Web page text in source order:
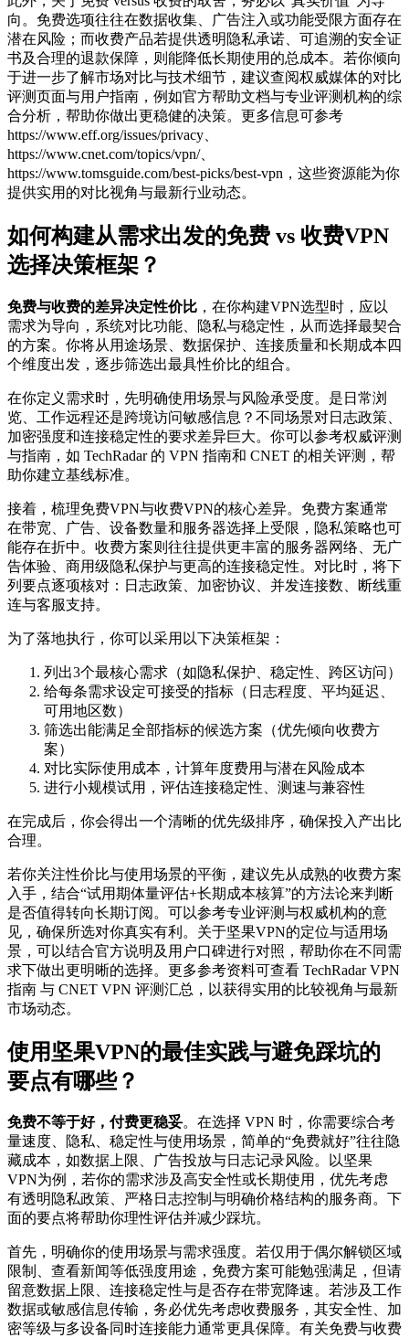
向。免费选项往往在数据收集、广告注入或功能受限方面存在
潜在风险；而收费产品若提供透明隐私承诺、可追溯的安全证
书及合理的退款保障，则能降低长期使用的总成本。若你倾向
于进一步了解市场对比与技术细节，建议查阅权威媒体的对比
评测页面与用户指南，例如官方帮助文档与专业评测机构的综
合分析，帮助你做出更稳健的决策。更多信息可参考
https://www.eff.org/issues/privacy、
https://www.cnet.com/topics/vpn/、
https://www.tomsguide.com/best-picks/best-vpn，这些资源能为你
提供实用的对比视角与最新行业动态。
如何构建从需求出发的免费 vs 收费VPN
选择决策框架？
免费与收费的差异决定性价比 ，在你构建VPN选型时，应以
需求为导向，系统对比功能、隐私与稳定性，从而选择最契合
的方案。你将从用途场景、数据保护、连接质量和长期成本四
个维度出发，逐步筛选出最具性价比的组合。
在你定义需求时，先明确使用场景与风险承受度。是日常浏
览、工作远程还是跨境访问敏感信息？不同场景对日志政策、
加密强度和连接稳定性的要求差异巨大。你可以参考权威评测
与指南，如 TechRadar 的 VPN 指南和 CNET 的相关评测，帮
助你建立基线标准。
接着，梳理免费VPN与收费VPN的核心差异。免费方案通常
在带宽、广告、设备数量和服务器选择上受限，隐私策略也可
能存在折中。收费方案则往往提供更丰富的服务器网络、无广
告体验、商用级隐私保护与更高的连接稳定性。对比时，将下
列要点逐项核对：日志政策、加密协议、并发连接数、断线重
连与客服支持。
为了落地执行，你可以采用以下决策框架：
列出3个最核心需求（如隐私保护、稳定性、跨区访问）
给每条需求设定可接受的指标（日志程度、平均延迟、
可用地区数）
筛选出能满足全部指标的候选方案（优先倾向收费方
案）
对比实际使用成本，计算年度费用与潜在风险成本
进行小规模试用，评估连接稳定性、测速与兼容性
在完成后，你会得出一个清晰的优先级排序，确保投入产出比
合理。
若你关注性价比与使用场景的平衡，建议先从成熟的收费方案
入手，结合“试用期体量评估+长期成本核算”的方法论来判断
是否值得转向长期订阅。可以参考专业评测与权威机构的意
见，确保所选对你真实有利。关于坚果VPN的定位与适用场
景，可以结合官方说明及用户口碑进行对照，帮助你在不同需
求下做出更明晰的选择。更多参考资料可查看 TechRadar VPN
指南 与 CNET VPN 评测汇总，以获得实用的比较视角与最新
市场动态。
使用坚果VPN的最佳实践与避免踩坑的
要点有哪些？
免费不等于好，付费更稳妥。在选择 VPN 时，你需要综合考
量速度、隐私、稳定性与使用场景，简单的“免费就好”往往隐
藏成本，如数据上限、广告投放与日志记录风险。以坚果
VPN为例，若你的需求涉及高安全性或长期使用，优先考虑
有透明隐私政策、严格日志控制与明确价格结构的服务商。下
面的要点将帮助你理性评估并减少踩坑。
首先，明确你的使用场景与需求强度。若仅用于偶尔解锁区域
限制、查看新闻等低强度用途，免费方案可能勉强满足，但请
留意数据上限、连接稳定性与是否存在带宽降速。若涉及工作
数据或敏感信息传输，务必优先考虑收费服务，其安全性、加
密等级与多设备同时连接能力通常更具保障。有关免费与收费